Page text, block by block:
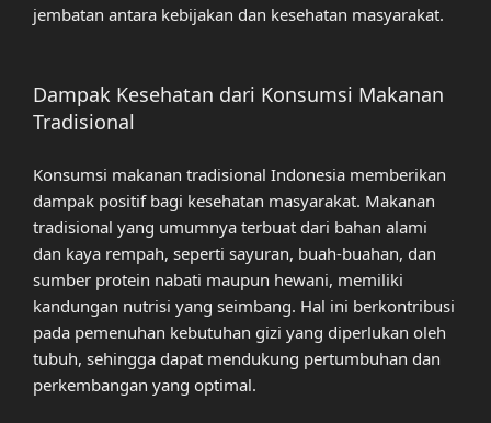
jembatan antara kebijakan dan kesehatan masyarakat.
Dampak Kesehatan dari Konsumsi Makanan
Tradisional
Konsumsi makanan tradisional Indonesia memberikan
dampak positif bagi kesehatan masyarakat. Makanan
tradisional yang umumnya terbuat dari bahan alami
dan kaya rempah, seperti sayuran, buah-buahan, dan
sumber protein nabati maupun hewani, memiliki
kandungan nutrisi yang seimbang. Hal ini berkontribusi
pada pemenuhan kebutuhan gizi yang diperlukan oleh
tubuh, sehingga dapat mendukung pertumbuhan dan
perkembangan yang optimal.